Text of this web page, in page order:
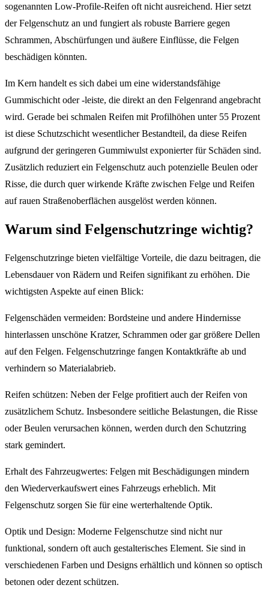
sogenannten Low-Profile-Reifen oft nicht ausreichend. Hier setzt
der Felgenschutz an und fungiert als robuste Barriere gegen
Schrammen, Abschürfungen und äußere Einflüsse, die Felgen
beschädigen könnten.
Im Kern handelt es sich dabei um eine widerstandsfähige
Gummischicht oder -leiste, die direkt an den Felgenrand angebracht
wird. Gerade bei schmalen Reifen mit Profilhöhen unter 55 Prozent
ist diese Schutzschicht wesentlicher Bestandteil, da diese Reifen
aufgrund der geringeren Gummiwulst exponierter für Schäden sind.
Zusätzlich reduziert ein Felgenschutz auch potenzielle Beulen oder
Risse, die durch quer wirkende Kräfte zwischen Felge und Reifen
auf rauen Straßenoberflächen ausgelöst werden können.
Warum sind Felgenschutzringe wichtig?
Felgenschutzringe bieten vielfältige Vorteile, die dazu beitragen, die
Lebensdauer von Rädern und Reifen signifikant zu erhöhen. Die
wichtigsten Aspekte auf einen Blick:
Felgenschäden vermeiden: Bordsteine und andere Hindernisse
hinterlassen unschöne Kratzer, Schrammen oder gar größere Dellen
auf den Felgen. Felgenschutzringe fangen Kontaktkräfte ab und
verhindern so Materialabrieb.
Reifen schützen: Neben der Felge profitiert auch der Reifen von
zusätzlichem Schutz. Insbesondere seitliche Belastungen, die Risse
oder Beulen verursachen können, werden durch den Schutzring
stark gemindert.
Erhalt des Fahrzeugwertes: Felgen mit Beschädigungen mindern
den Wiederverkaufswert eines Fahrzeugs erheblich. Mit
Felgenschutz sorgen Sie für eine werterhaltende Optik.
Optik und Design: Moderne Felgenschutze sind nicht nur
funktional, sondern oft auch gestalterisches Element. Sie sind in
verschiedenen Farben und Designs erhältlich und können so optisch
betonen oder dezent schützen.